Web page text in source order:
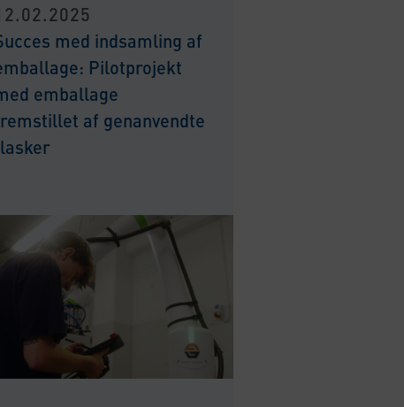
med indsamling af
Pilotprojekt
emballage
af genanvendte